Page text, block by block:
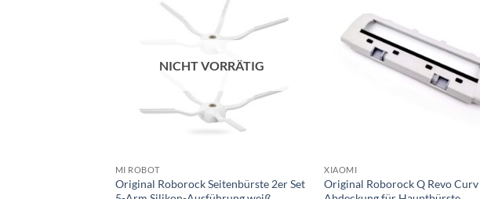
wishlist
NICHT VORRÄTIG
MI ROBOT
Original Roborock Seitenbürste 2er Set
XIAOMI
Original Roborock Q Revo Curv